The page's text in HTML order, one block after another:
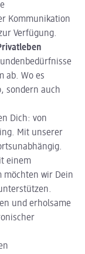
Kommunikation
Verfügung.
ab. Wo es
sondern auch
Dich: von
Mit unserer
einem
möchten wir Dein
und erholsame